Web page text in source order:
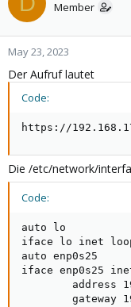
Member
May 23, 2023
Der Aufruf lautet
Code:
https://
Die /etc/network/
Code:
auto lo
iface lo inet
auto enp0s25
iface enp0s25
address
gateway